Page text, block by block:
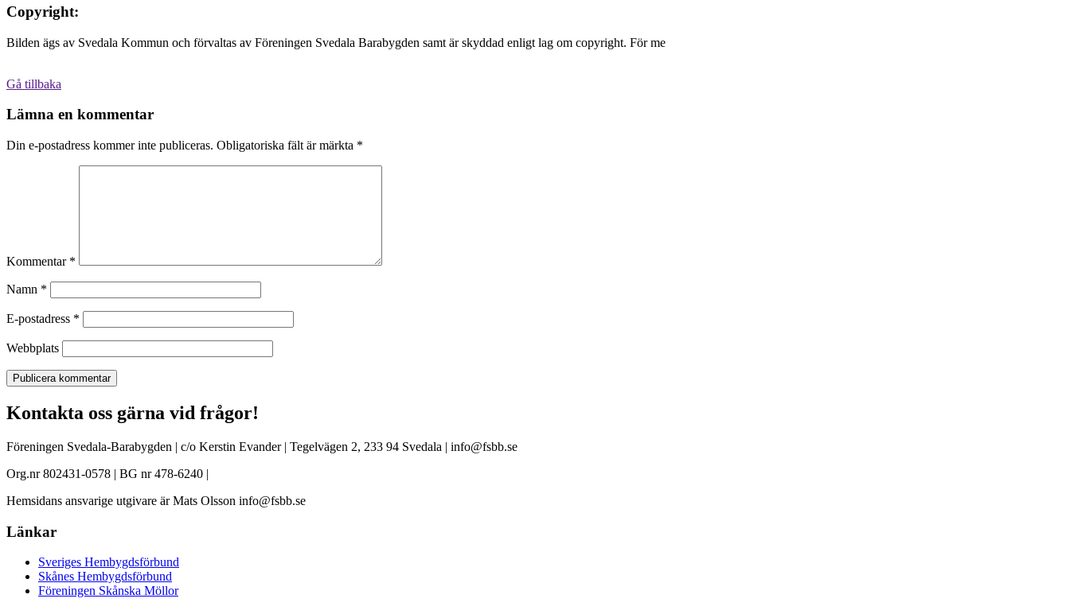
Copyright:
Bilden ägs av Svedala Kommun och förvaltas av Föreningen Svedala Barabygden samt är skyddad enligt lag om copyright. För me
Gå tillbaka
Lämna en kommentar
Din e-postadress kommer inte publiceras. Obligatoriska fält är märkta *
Kommentar *
Namn *
E-postadress *
Webbplats
Kontakta oss gärna vid frågor!
Föreningen Svedala-Barabygden | c/o Kerstin Evander | Tegelvägen 2, 233 94 Svedala | info@fsbb.se
Org.nr 802431-0578 | BG nr 478-6240 |
Hemsidans ansvarige utgivare är Mats Olsson info@fsbb.se
Länkar
Sveriges Hembygdsförbund
Skånes Hembygdsförbund
Föreningen Skånska Möllor